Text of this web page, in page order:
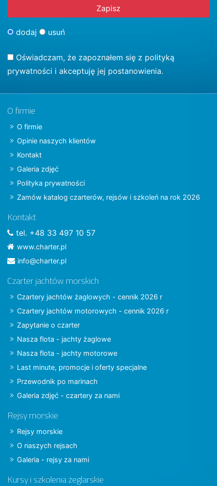
dodaj usuń
Oświadczam, że zapoznałem się z polityką
prywatności i akceptuję jej postanowienia.
O firmie
O firmie
Opinie naszych klientów
Kontakt
Galeria zdjęć
Polityka prywatności
Zamów katalog czarterów, rejsów i szkoleń na rok 2026
Kontakt
tel. +48 33 497 10 57
www.charter.pl
info@charter.pl
Czarter jachtów morskich
Czartery jachtów żaglowych - cennik 2026 r
Czartery jachtów motorowych - cennik 2026 r
Zapytanie o czarter
Nasza flota - jachty żaglowe
Nasza flota - jachty motorowe
Last minute, promocje i oferty specjalne
Przewodnik po marinach
Galeria zdjęć - czartery za nami
Rejsy morskie
Rejsy morskie
O naszych rejsach
Galeria - rejsy za nami
Kursy i szkolenia żeglarskie